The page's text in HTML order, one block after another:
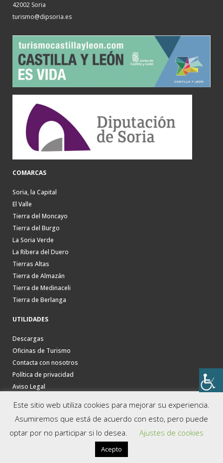
42002 Soria
turismo@dipsoria.es
COMARCAS
Soria, la Capital
El Valle
Tierra del Moncayo
Tierra del Burgo
La Soria Verde
La Ribera del Duero
Tierras Altas
Tierra de Almazán
Tierra de Medinaceli
Tierra de Berlanga
UTILIDADES
Descargas
Oficinas de Turismo
Contacta con nosotros
Política de privacidad
Aviso Legal
Este sitio web utiliza cookies para mejorar su experiencia.
Asumiremos que está de acuerdo con esto, pero puede
optar por no participar si lo desea.
Ajustes de cookies
Acepto